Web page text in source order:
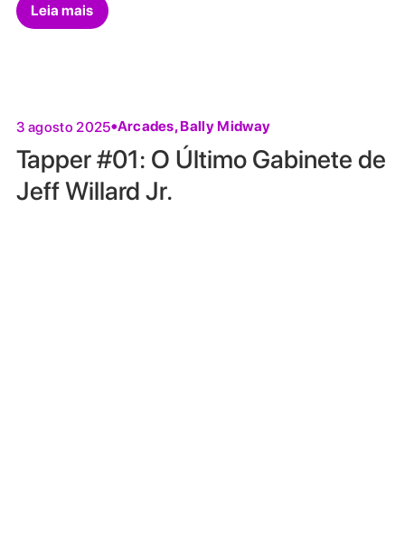
Leia mais
3 agosto 2025 Arcades,Bally Midway
Tapper #01: O Último Gabinete de
Jeff Willard Jr.